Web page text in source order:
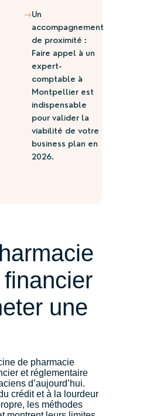
→Un
accompagnement
de proximité :
Faire appel à un
expert-
comptable à
Montpellier est
indispensable
pour valider la
viabilité de votre
business plan en
2026.
une
de pharmacie
et réglementaire
d’aujourd’hui.
crédit et à la lourdeur
les méthodes